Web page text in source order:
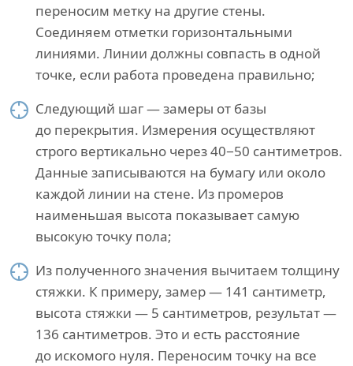
переносим метку на другие стены.
Соединяем отметки горизонтальными
линиями. Линии должны совпасть в одной
точке, если работа проведена правильно;
Следующий шаг — замеры от базы
до перекрытия. Измерения осуществляют
строго вертикально через 40−50 сантиметров.
Данные записываются на бумагу или около
каждой линии на стене. Из промеров
наименьшая высота показывает самую
высокую точку пола;
Из полученного значения вычитаем толщину
стяжки. К примеру, замер — 141 сантиметр,
высота стяжки — 5 сантиметров, результат —
136 сантиметров. Это и есть расстояние
до искомого нуля. Переносим точку на все